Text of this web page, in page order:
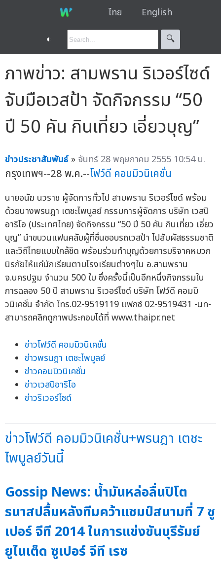
ไทย English
◐ 🔍︎
ภาพข่าว: สามพราน ริเวอร์ไซด์
จับมือเวสป้า จัดกิจกรรม “50
ปี 50 คัน กินเที่ยว เอี่ยวบุญ”
ข่าวประชาสัมพันธ์ » จันทร์ 28 พฤษภาคม 2555 10:54 น.
กรุงเทพฯ--28 พ.ค.--โฟว์ดี คอมมิวนิเคชั่น
นายอนัฆ นวราช ผู้จัดการทั่วไป สามพราน ริเวอร์ไซด์ พร้อม
ด้วยนางพรนฎา เตชะไพบูลย์ กรรมการผู้จัดการ บริษัท เวสปิ
อาริโอ (ประเทศไทย) จัดกิจกรรม “50 ปี 50 คัน กินเที่ยว เอี่ยว
บุญ” นำขบวนแฟนคลับผู้ที่ชื่นชอบรถเวสป้า ไปสัมผัสธรรมชาติ
และวิถีไทยแบบใกล้ชิด พร้อมร่วมทำบุญด้วยการบริจาคหมวก
นิรภัยให้แก่นักเรียนตามโรงเรียนต่างๆใน อ.สามพราน
จ.นครปฐม จำนวน 500 ใบ ซึ่งครั้งนี้เป็นอีกหนึ่งกิจกรรมใน
การฉลอง 50 ปี สามพราน ริเวอร์ไซด์ บริษัท โฟว์ดี คอมมิ
วนิเคชั่น จำกัด โทร.02-9519119 แฟกซ์ 02-9519431 -นท-
สามารถคลิกดูภาพประกอบได้ที่ www.thaipr.net
ข่าวโฟว์ดี คอมมิวนิเคชั่น
ข่าวพรนฎา เตชะไพบูลย์
ข่าวคอมมิวนิเคชั่น
ข่าวเวสปิอาริโอ
ข่าวริเวอร์ไซด์
ข่าวโฟว์ดี คอมมิวนิเคชั่น+พรนฎา เตชะ
ไพบูลย์วันนี้
Gossip News: น้ำมันหล่อลื่นปิโต
รนาสปลื้มหลังทีมคว้าแชมป์สนามที่ 7 ซู
เปอร์ จีที 2014 ในการแข่งขันบุรีรัมย์
ยูไนเต็ด ซูเปอร์ จีที เรซ